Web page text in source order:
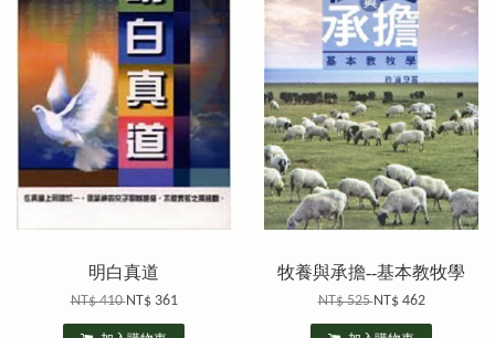
明白真道
NT$ 410NT$ 361
牧養與承擔--基本教牧學
NT$ 525NT$ 462